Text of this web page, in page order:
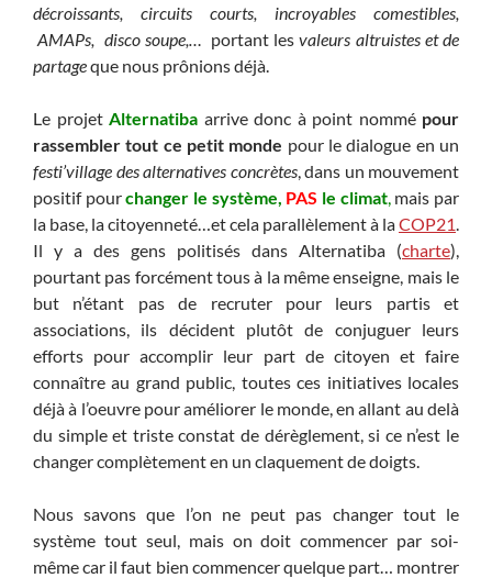
décroissants, circuits courts, incroyables comestibles,
AMAPs, disco soupe,… portant lesvaleurs altruistes et de
partageque nous prônions déjà.
Le projetAlternatiba arrive donc à point nommé pour
rassembler tout ce petit monde pour le dialogue en un
festi’village des alternatives concrètes, dans un mouvement
positif pourchanger le système, PAS le climat,mais par
la base, la citoyenneté…et cela parallèlement à laCOP21.
Il y a des gens politisés dans Alternatiba (charte),
pourtant pas forcément tous à la même enseigne, mais le
but n’étant pas de recruter pour leurs partis et
associations, ils décident plutôt de conjuguer leurs
efforts pour accomplir leur part de citoyen et faire
connaître au grand public, toutes ces initiatives locales
déjà à l’oeuvre pour améliorer le monde, en allant au delà
du simple et triste constat de dérèglement, si ce n’est le
changer complètement en un claquement de doigts.
Nous savons que l’on ne peut pas changer tout le
système tout seul, mais on doit commencer par soi-
même car il faut bien commencer quelque part… montrer